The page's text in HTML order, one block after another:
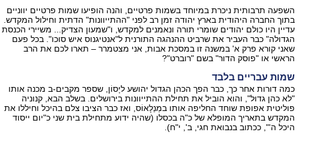
השפעה תרבותית ניכרת במיוחד בשמות פרטיים, והנה הופיעו שמות פרטיים יווניים
בתוך החברה היהודית בארץ יהודה זמן רב לפני "ההתייוונות" הדתית וחילול המקדש.
עדיין היו כולם יהודים שומרי תורה ונאמנים למקדש, ו"שמעון הצדיק... משיירי הכנסת
הגדולה" כבר העביר את שרביט ההנהגה התורנית ל"אנטיגנוס איש סוכו". בכל פעם
שאני קורא פרק א' במשנה זו במסכת אבות, אני מצטמרר – תארו לכם את הרב
הראשי או "פוסק הדור" בשם "רוברט"?
שמות עבריים בלבד
כמה דורות אחר כך, כבר הפך הכהן הגדול יהושע ליָסוֹן, שספר מקבים-ב מכנה אותו
"לא כהן גדול", והוא הוביל את תחילת ההתייוונות בירושלים. בשלב הבא, קנוניה
פוליטית אפופת שוחד החליפה אותו במְנֵלָאוֹס, ואז כבר הציבו צלם בהיכל וחיללו את
המקדש בתאריך המופלא של כ"ה בכסלו (שהיה ידוע מתחילת בית שני כ"יום ייסוד
היכל ה'", ככתוב בנבואת חגי, ב', י"ח).